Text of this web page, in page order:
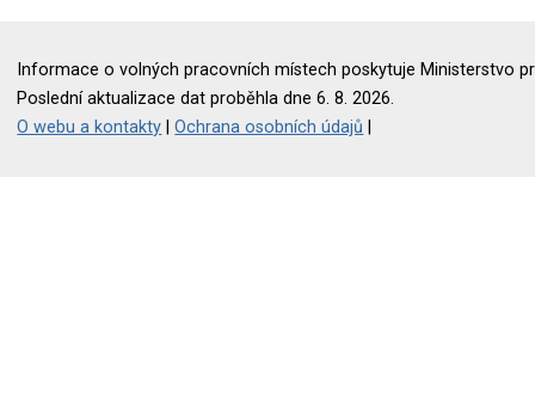
Informace o volných pracovních místech poskytuje Ministerstvo
Poslední aktualizace dat proběhla dne 6. 8. 2026.
O webu a kontakty |Ochrana osobních údajů